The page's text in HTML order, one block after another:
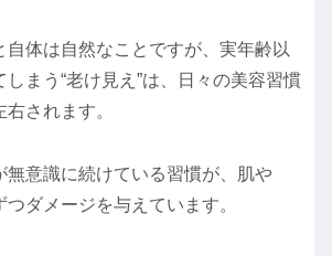
自体は自然なことですが、実年齢以
しまう“老け見え”は、日々の美容習慣
されます。
無意識に続けている習慣が、肌や
ダメージを与えています。